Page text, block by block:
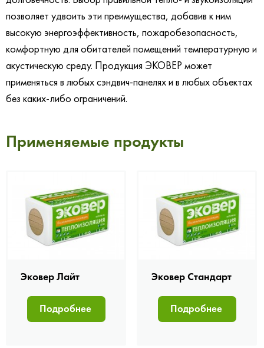
позволяет удвоить эти преимущества, добавив к ним
высокую энергоэффективность, пожаробезопасность,
комфортную для обитателей помещений температурную и
акустическую среду. Продукция ЭКОВЕР может
применяться в любых сэндвич-панелях и в любых объектах
без каких-либо ограничений.
Применяемые продукты
Эковер Лайт
Подробнее
Эковер Стандарт
Подробнее